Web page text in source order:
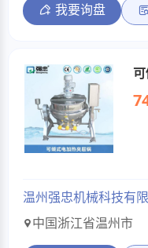
我要询盘
温州强忠机械科技有
中国浙江省温州市